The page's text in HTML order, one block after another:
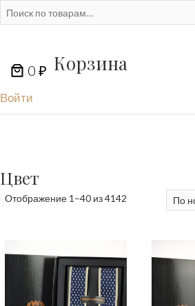
0 ₽
Войти
Корзина
Цвет
Отображение 1–40 из 4142 Сортировка: